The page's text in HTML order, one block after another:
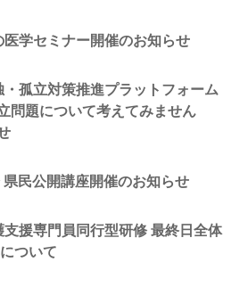
学セミナー開催のお知らせ
孤立対策推進プラットフォーム
問題について考えてみません
民公開講座開催のお知らせ
援専門員同行型研修 最終日全体
ついて